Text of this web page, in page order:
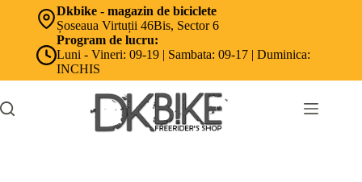
Dkbike - magazin de biciclete
Șoseaua Virtuții 46Bis, Sector 6
Program de lucru:
Luni - Vineri: 09-19 | Sambata: 09-17 | Duminica:
INCHIS